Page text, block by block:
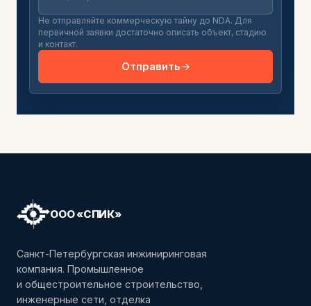
Не отправляйте коммерческую тайну до NDA. Для
первичной заявки достаточно описать объект, стадию
и контакт.
Отправить
ООО «СПИК»
Санкт-Петербургская инжиниринговая
компания. Промышленное
и общестроительное строительство,
инженерные сети, отделка